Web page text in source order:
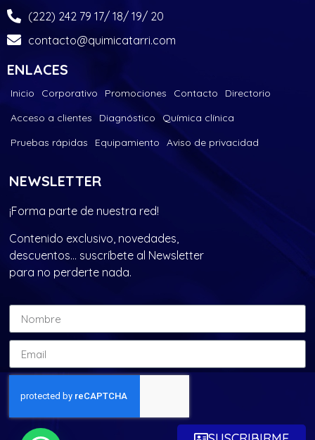
(222) 242 79 17/ 18/ 19/ 20
contacto@quimicatarri.com
ENLACES
Inicio Corporativo Promociones Contacto
Directorio
Acceso a clientes
Diagnóstico
Química clínica
Pruebas rápidas
Equipamiento Aviso de privacidad
NEWSLETTER
¡Forma parte de nuestra red!
Contenido exclusivo, novedades,
descuentos… suscríbete al Newsletter
para no perderte nada.